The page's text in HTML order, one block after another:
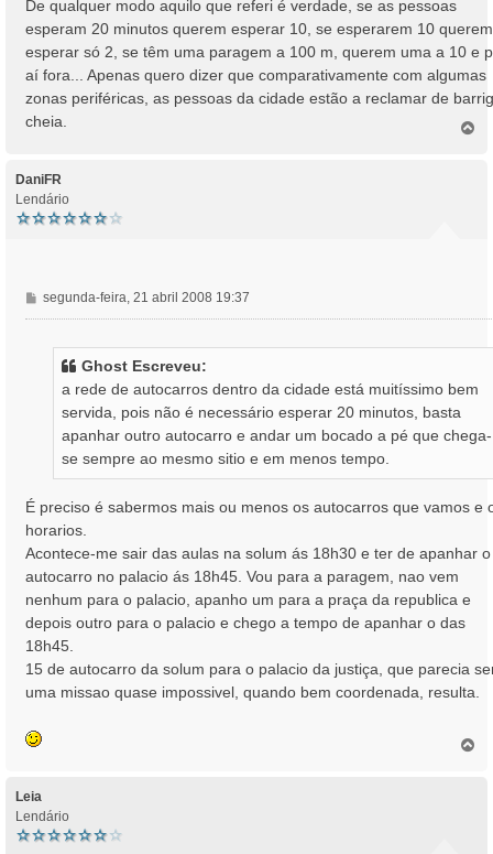
De qualquer modo aquilo que referi é verdade, se as pessoas
esperam 20 minutos querem esperar 10, se esperarem 10 querem
esperar só 2, se têm uma paragem a 100 m, querem uma a 10 e
aí fora... Apenas quero dizer que comparativamente com algumas
zonas periféricas, as pessoas da cidade estão a reclamar de
cheia.
DaniFR
Lendário
M
e
segunda-feira, 21 abril 2008 19:37
Ghost Escreveu:
a rede de autocarros dentro da cidade está muitíssimo bem
servida, pois não é necessário esperar 20 minutos, basta
apanhar outro autocarro e andar um bocado a pé que chega-
se sempre ao mesmo sitio e em menos tempo.
É preciso é sabermos mais ou menos os autocarros que vamos e
horarios.
Acontece-me sair das aulas na solum ás 18h30 e ter de apanhar o
autocarro no palacio ás 18h45. Vou para a paragem, nao vem
nenhum para o palacio, apanho um para a praça da republica e
depois outro para o palacio e chego a tempo de apanhar o das
18h45.
15 de autocarro da solum para o palacio da justiça, que parecia
uma missao quase impossivel, quando bem coordenada, resulta.
Leia
Lendário